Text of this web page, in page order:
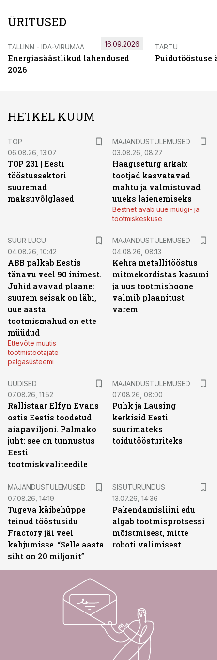
ÜRITUSED
TALLINN - IDA-VIRUMAA
Energiasäästlikud lahendused
2026
16.09.2026 TARTU
Puidutööstuse
HETKEL KUUM
TOP
06.08.26, 13:07
TOP 231 | Eesti
tööstussektori
suuremad
maksuvõlglased
MAJANDUSTULEMUSED
03.08.26, 08:27
Haagiseturg ärkab:
tootjad kasvatavad
mahtu ja valmistuvad
uueks laienemiseks
Bestnet avab uue müügi- ja
tootmiskeskuse
SUUR LUGU
04.08.26, 10:42
ABB palkab Eestis
tänavu veel 90 inimest.
Juhid avavad plaane:
suurem seisak on läbi,
uue aasta
tootmismahud on ette
müüdud
Ettevõte muutis
tootmistöötajate
palgasüsteemi
MAJANDUSTULEMUSED
04.08.26, 08:13
Kehra metallitööstus
mitmekordistas kasumi
ja uus tootmishoone
valmib plaanitust
varem
UUDISED
07.08.26, 11:52
Rallistaar Elfyn Evans
ostis Eestis toodetud
aiapaviljoni. Palmako
juht: see on tunnustus
Eesti
tootmiskvaliteedile
MAJANDUSTULEMUSED
07.08.26, 08:00
Puhk ja Lausing
kerkisid Eesti
suurimateks
toidutöösturiteks
MAJANDUSTULEMUSED
07.08.26, 14:19
Tugeva käibehüppe
teinud tööstusidu
Fractory jäi veel
kahjumisse. “Selle aasta
siht on 20 miljonit”
SISUTURUNDUS
13.07.26, 14:36
Pakendamisliini edu
algab tootmisprotsessi
mõistmisest, mitte
roboti valimisest